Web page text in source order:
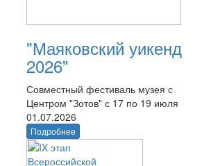
"Маяковский уикенд
2026"
Совместный фестиваль музея с
Центром "Зотов" с 17 по 19 июля
01.07.2026
Подробнее